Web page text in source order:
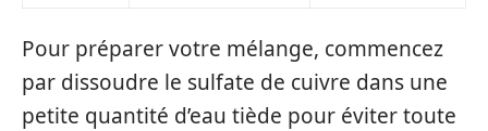
Pour préparer votre mélange, commencez
par dissoudre le sulfate de cuivre dans une
petite quantité d’eau tiède pour éviter toute